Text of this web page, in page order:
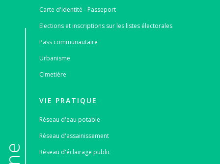
Carte d'identité - Passeport
Elections et inscriptions sur les listes électorales
Pass communautaire
Urbanisme
Cimetière
VIE PRATIQUE
Réseau d'eau potable
Réseau d'assainissement
Réseau d'éclairage public